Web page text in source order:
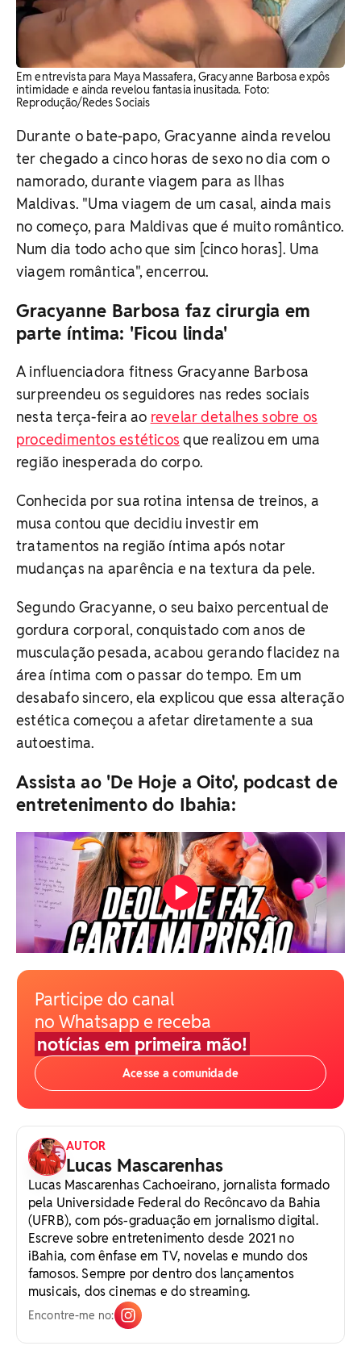
Em entrevista para Maya Massafera, Gracyanne Barbosa expôs
intimidade e ainda revelou fantasia inusitada. Foto:
Reprodução/Redes Sociais
Durante o bate-papo, Gracyanne ainda revelou
ter chegado a cinco horas de sexo no dia com o
namorado, durante viagem para as Ilhas
Maldivas. "Uma viagem de um casal, ainda mais
no começo, para Maldivas que é muito romântico.
Num dia todo acho que sim [cinco horas]. Uma
viagem romântica", encerrou.
Gracyanne Barbosa faz cirurgia em
parte íntima: 'Ficou linda'
A influenciadora fitness Gracyanne Barbosa
surpreendeu os seguidores nas redes sociais
nesta terça-feira ao revelar detalhes sobre os
procedimentos estéticos que realizou em uma
região inesperada do corpo.
Conhecida por sua rotina intensa de treinos, a
musa contou que decidiu investir em
tratamentos na região íntima após notar
mudanças na aparência e na textura da pele.
Segundo Gracyanne, o seu baixo percentual de
gordura corporal, conquistado com anos de
musculação pesada, acabou gerando flacidez na
área íntima com o passar do tempo. Em um
desabafo sincero, ela explicou que essa alteração
estética começou a afetar diretamente a sua
autoestima.
Assista ao 'De Hoje a Oito', podcast de
entretenimento do Ibahia:
Participe do canal
no Whatsapp e receba
notícias em primeira mão!
Acesse a comunidade
AUTOR
Lucas Mascarenhas
Lucas Mascarenhas Cachoeirano, jornalista formado
pela Universidade Federal do Recôncavo da Bahia
(UFRB), com pós-graduação em jornalismo digital.
Escreve sobre entretenimento desde 2021 no
iBahia, com ênfase em TV, novelas e mundo dos
famosos. Sempre por dentro dos lançamentos
musicais, dos cinemas e do streaming.
Encontre-me no: